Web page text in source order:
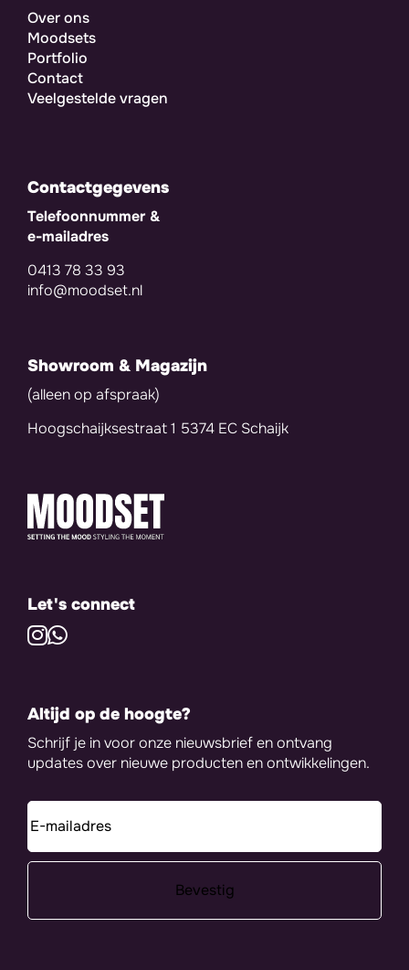
Over ons
Moodsets
Portfolio
Contact
Veelgestelde vragen
Contactgegevens
Telefoonnummer &
e-mailadres
0413 78 33 93
info@moodset.nl
Showroom & Magazijn
(alleen op afspraak)
Hoogschaijksestraat 1 5374 EC Schaijk
Let's connect
Altijd op de hoogte?
Schrijf je in voor onze nieuwsbrief en ontvang
updates over nieuwe producten en ontwikkelingen.